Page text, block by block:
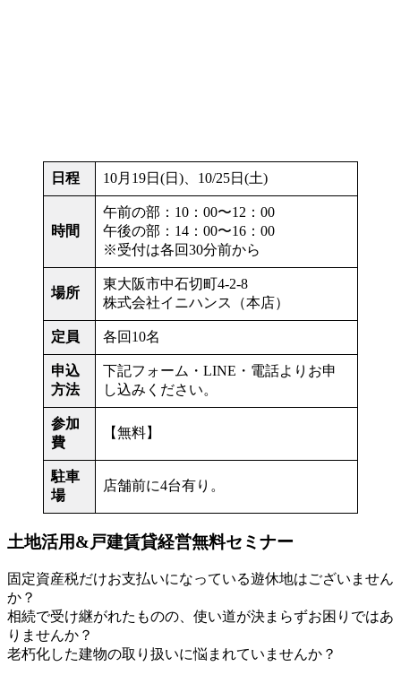
日程 10月19日(日)、10/25日(土)
時間
午前の部：10：00〜12：00
午後の部：14：00〜16：00
※受付は各回30分前から
場所
東大阪市中石切町4-2-8
株式会社イニハンス（本店）
定員 各回10名
申込
方法
下記フォーム・LINE・電話よりお申
し込みください。
参加
費
【無料】
駐車
場
店舗前に4台有り。
土地活用&戸建賃貸経営無料セミナー
固定資産税だけお支払いになっている遊休地はございません
か？
相続で受け継がれたものの、使い道が決まらずお困りではあ
りませんか？
老朽化した建物の取り扱いに悩まれていませんか？